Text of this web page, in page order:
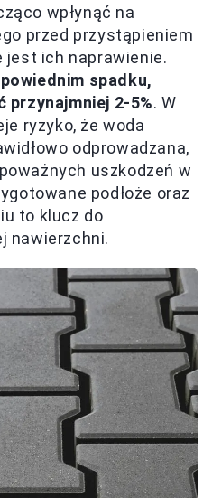
wpłynąć na
przed przystąpieniem
jest ich naprawienie.
spadku,
przynajmniej 2-5%. W
ryzyko, że woda
odprowadzana,
uszkodzeń w
podłoże oraz
to klucz do
nawierzchni.